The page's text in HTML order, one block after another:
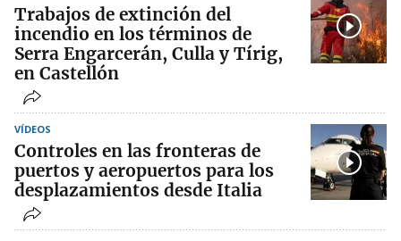
Trabajos de extinción del
incendio en los términos de
Serra Engarcerán, Culla y Tírig,
en Castellón
VÍDEOS
Controles en las fronteras de
puertos y aeropuertos para los
desplazamientos desde Italia